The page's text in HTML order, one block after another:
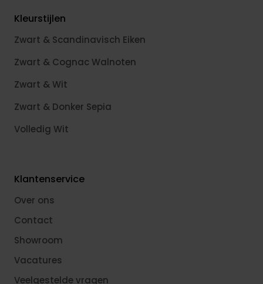
Kleurstijlen
Zwart & Scandinavisch Eiken
Zwart & Cognac Walnoten
Zwart & Wit
Zwart & Donker Sepia
Volledig Wit
Klantenservice
Over ons
Contact
Showroom
Vacatures
Veelgestelde vragen